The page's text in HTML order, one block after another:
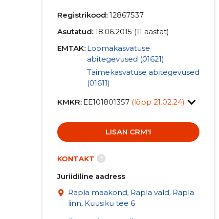
Registrikood: 12867537
Asutatud: 18.06.2015 (11 aastat)
EMTAK: Loomakasvatuse
abitegevused (01621)
Taimekasvatuse abitegevused
(01611)
KMKR: EE101801357 (lõpp 21.02.24)
LISAN CRM'I
KONTAKT ?
Juriidiline aadress
Rapla maakond, Rapla vald, Rapla
linn, Kuusiku tee 6